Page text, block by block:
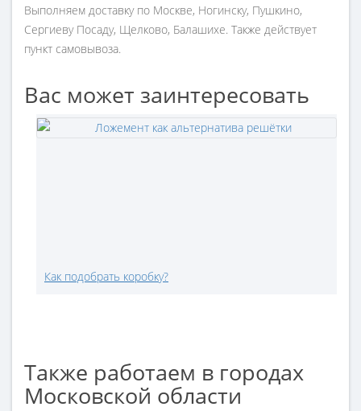
Выполняем доставку по Москве, Ногинску, Пушкино,
Сергиеву Посаду, Щелково, Балашихе. Также действует
пункт самовывоза.
Вас может заинтересовать
Как подобрать коробку?
Также работаем в городах
Московской области